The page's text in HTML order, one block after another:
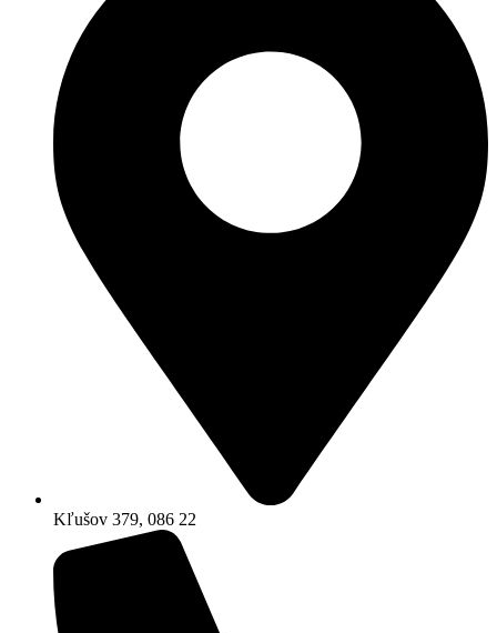
Kľušov 379, 086 22